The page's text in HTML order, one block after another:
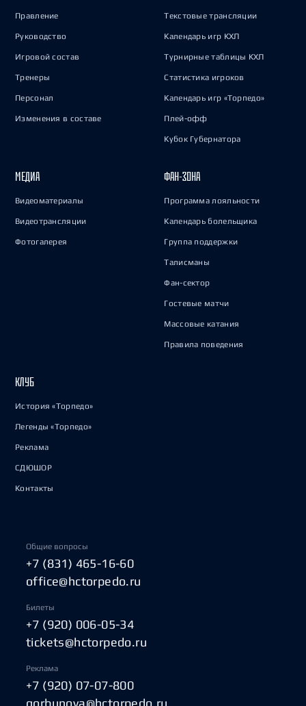
Правление
Руководство
Игровой состав
Тренеры
Персонал
Изменения в составе
Текстовые трансляции
Календарь игр КХЛ
Турнирные таблицы КХЛ
Статистика игроков
Календарь игр «Торпедо»
Плей-офф
Кубок Губернатора
МЕДИА
Видеоматериалы
Видеотрансляции
Фотогалерея
ФАН-ЗОНА
Программа лояльности
Календарь болельщика
Группа поддержки
Талисманы
Фан-сектор
Гостевые матчи
Массовые катания
Правила поведения
КЛУБ
История «Торпедо»
Легенды «Торпедо»
Реклама
СДЮШОР
Контакты
Общие вопросы
+7 (831) 465-16-60
office@hctorpedo.ru
Билеты
+7 (920) 006-05-34
tickets@hctorpedo.ru
Реклама
+7 (920) 07-07-800
gorbunova@hctorpedo.ru